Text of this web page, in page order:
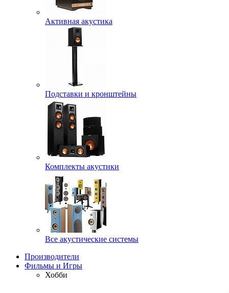
Активная акустика
Подставки и кронштейны
Комплекты акустики
Все акустические системы
Производители
Фильмы и Игры
Хобби